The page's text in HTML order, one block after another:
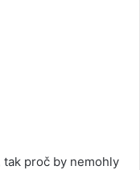
proč by nemohly